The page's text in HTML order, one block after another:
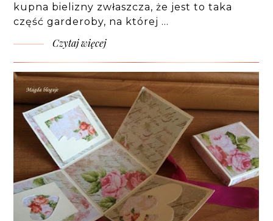
kupna bielizny zwłaszcza, że jest to taka
część garderoby, na której …
Czytaj więcej